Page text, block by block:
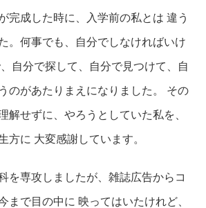
完成した時に、入学前の私とは 違う
。何事でも、自分でしなければいけ
自分で探して、自分で見つけて、自
のがあたりまえになりました。 その
解せずに、やろうとしていた私を、
方に 大変感謝しています。
を専攻しましたが、雑誌広告からコ
まで目の中に 映ってはいたけれど、